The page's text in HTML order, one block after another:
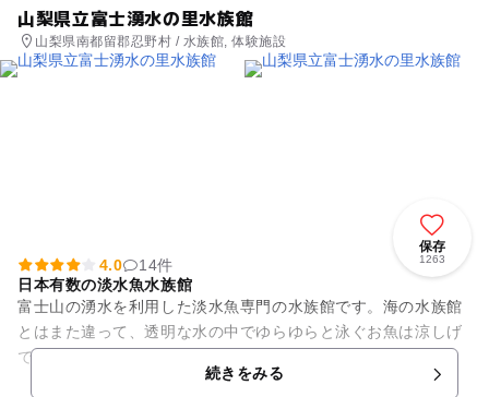
山梨県立富士湧水の里水族館
山梨県南都留郡忍野村 / 水族館, 体験施設
保存
1263
4.0
14件
日本有数の淡水魚水族館
富士山の湧水を利用した淡水魚専門の水族館です。海の水族館
とはまた違って、透明な水の中でゆらゆらと泳ぐお魚は涼しげ
でなんとも癒されます。水族館脇にある池の中はガラス1枚隔
てて館内からも見ることがで...続きをみる